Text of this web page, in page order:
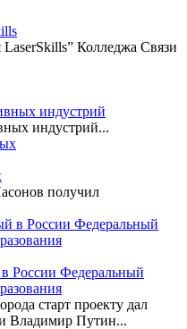
LaserSkills” Колледжа Связи
индустрий
индустрий...
получил
России Федеральный
старт проекту дал
Владимир Путин...